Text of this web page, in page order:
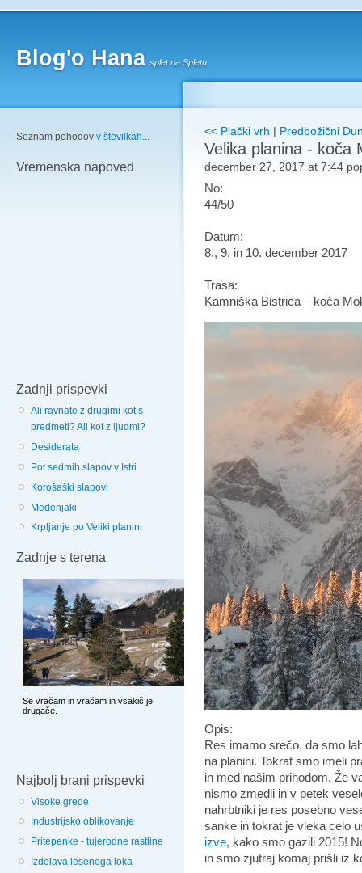
Blog'o Hana splet na Spletu
Seznam pohodov v številkah...
Vremenska napoved
Zadnji prispevki
Ali ravnate z drugimi kot s
predmeti? Ali kot z ljudmi?
Desiderata
Pot sedmih slapov v Istri
Korošaški slapovi
Medenjaki
Krpljanje po Veliki planini
Zadnje s terena
Najbolj brani prispevki
Visoke grede
Industrijsko oblikovanje
Pritepenke - tujerodne rastline
Izdelava lesenega loka
<< Plački vrh | Predbožični
Velika planina - koča
december 27, 2017 at 7:44
No:
44/50
Datum:
8., 9. in 10. december 2017
Trasa:
Kamniška Bistrica – koča
Opis:
Res imamo srečo, da smo
na planini. Tokrat smo imeli
in med našim prihodom. Že
nismo zmedli in v petek
nahrbtniki je res posebno
sanke in tokrat je vleka celo
izve, kako smo gazili 2015!
in smo zjutraj komaj prišli iz